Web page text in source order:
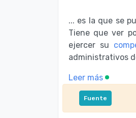
... es la que se
Tiene que ver
ejercer su
administrativos
Leer más
Fuente